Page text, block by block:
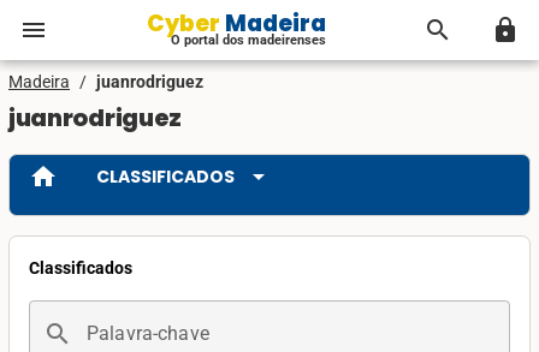
menu Cyber Madeira
O portal dos madeirenses search lock
Madeira / juanrodriguez
juanrodriguez
home CLASSIFICADOS arrow_drop_down
Classificados
search Palavra-chave